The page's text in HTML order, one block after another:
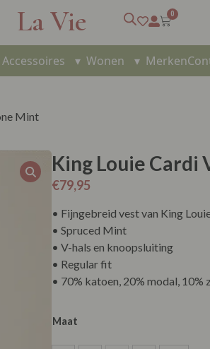
La Vie 0
Accessoires ▾ Wonen ▾ Merken
Mint
King Louie Cardi
€79,95
• Fijngebreid vest van King
• Spruced Mint
• V-hals en knoopsluiting
• Regular fit
• 70% katoen, 20% modal, 10%
Maat